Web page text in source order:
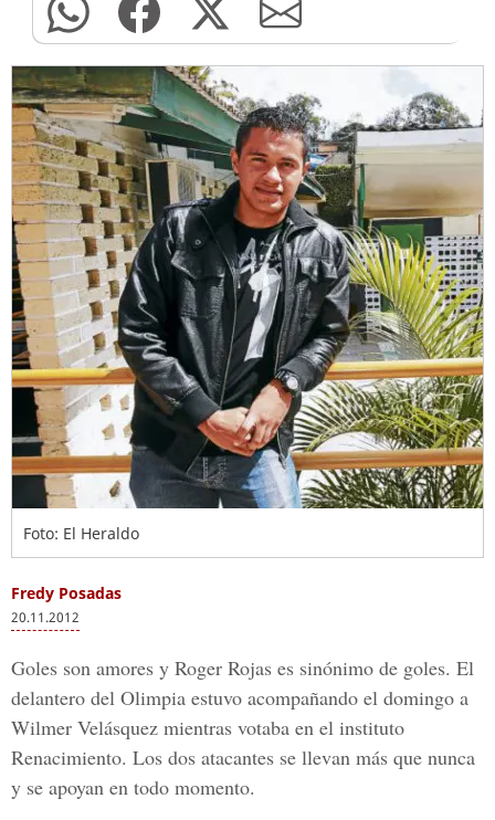
Foto: El Heraldo
Fredy Posadas
20.11.2012
Goles son amores y Roger Rojas es sinónimo de goles. El
delantero del Olimpia estuvo acompañando el domingo a
Wilmer Velásquez mientras votaba en el instituto
Renacimiento. Los dos atacantes se llevan más que nunca
y se apoyan en todo momento.